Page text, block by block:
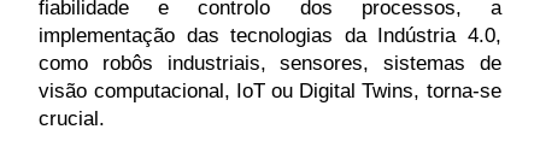
fiabilidade e controlo dos processos, a
implementação das tecnologias da Indústria 4.0,
como robôs industriais, sensores, sistemas de
visão computacional, IoT ou Digital Twins, torna-se
crucial.